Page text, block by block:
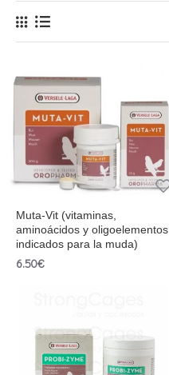
Muta-Vit (vitaminas,
aminoácidos y oligoelementos
indicados para la muda)
6.50€